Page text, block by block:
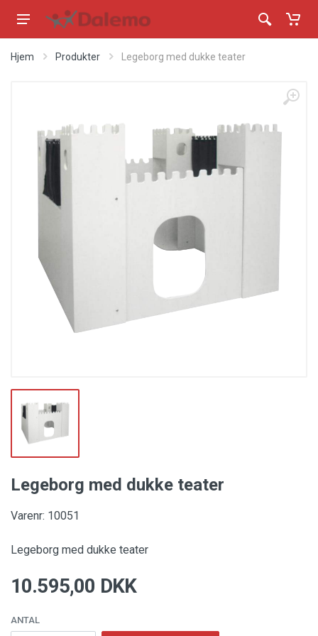
Hjem Produkter Legeborg med dukke teater
Legeborg med dukke teater
Varenr: 10051
Legeborg med dukke teater
10.595,00 DKK
ANTAL